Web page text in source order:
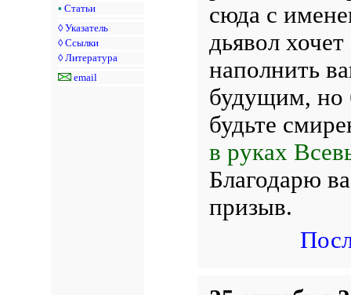
• Статьи
◊ Указатель
◊ Ссылки
◊ Литература
email
сюда с
дьявол
наполнить
будущим, но
будьте
в руках
Благодарю
призыв.